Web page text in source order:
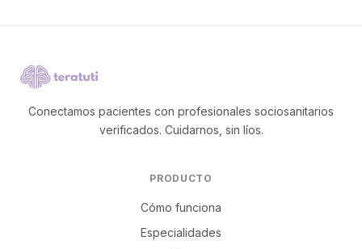
Conectamos pacientes con profesionales sociosanitarios
verificados. Cuidarnos, sin líos.
PRODUCTO
Cómo funciona
Especialidades